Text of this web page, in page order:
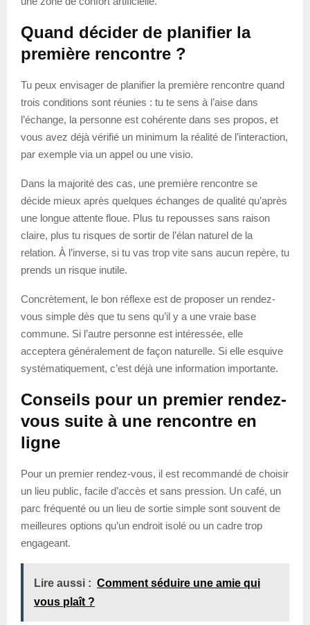
Quand décider de planifier la
première rencontre ?
Tu peux envisager de planifier la première rencontre quand
trois conditions sont réunies : tu te sens à l’aise dans
l’échange, la personne est cohérente dans ses propos, et
vous avez déjà vérifié un minimum la réalité de l’interaction,
par exemple via un appel ou une visio.
Dans la majorité des cas, une première rencontre se
décide mieux après quelques échanges de qualité qu’après
une longue attente floue. Plus tu repousses sans raison
claire, plus tu risques de sortir de l’élan naturel de la
relation. À l’inverse, si tu vas trop vite sans aucun repère, tu
prends un risque inutile.
Concrètement, le bon réflexe est de proposer un rendez-
vous simple dès que tu sens qu’il y a une vraie base
commune. Si l’autre personne est intéressée, elle
acceptera généralement de façon naturelle. Si elle esquive
systématiquement, c’est déjà une information importante.
Conseils pour un premier rendez-
vous suite à une rencontre en
ligne
Pour un premier rendez-vous, il est recommandé de choisir
un lieu public, facile d’accès et sans pression. Un café, un
parc fréquenté ou un lieu de sortie simple sont souvent de
meilleures options qu’un endroit isolé ou un cadre trop
engageant.
Lire aussi : Comment séduire une amie qui
vous plaît ?